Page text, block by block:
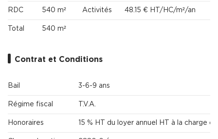
RDC 540 m² Activités 48.15 € HT/HC/m²/an
Total 540 m²
Contrat et Conditions
Bail 3-6-9 ans
Régime fiscal T.V.A.
Honoraires 15 % HT du loyer annuel HT à la charge